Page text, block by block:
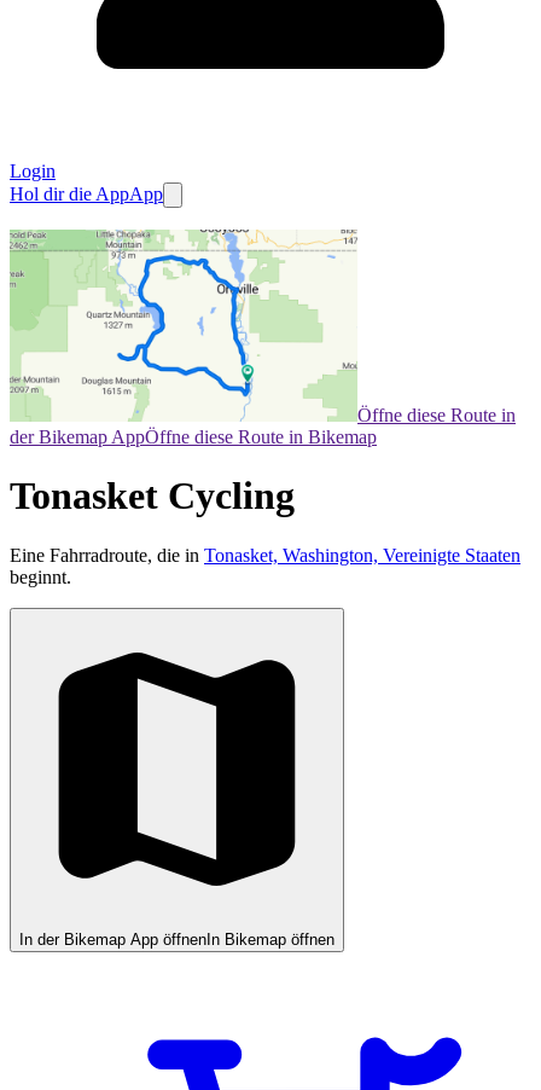
Login
Hol dir die AppApp
Öffne diese Route in
der Bikemap AppÖffne diese Route in Bikemap
Tonasket Cycling
Eine Fahrradroute, die in Tonasket, Washington, Vereinigte Staaten
beginnt.
In der Bikemap App öffnen In Bikemap öffnen